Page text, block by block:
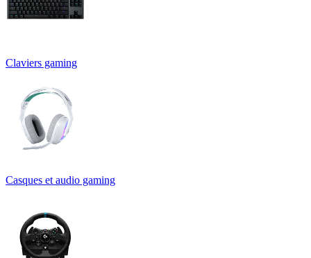
Claviers gaming
Casques et audio gaming